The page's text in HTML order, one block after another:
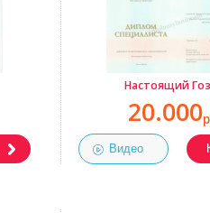
Настоящий
20.000
Видео